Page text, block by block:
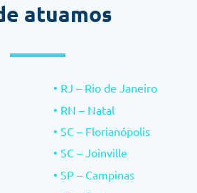
atuamos
• RJ – Rio de Janeiro
• RN – Natal
• SC – Florianópolis
• SC – Joinville
• SP – Campinas